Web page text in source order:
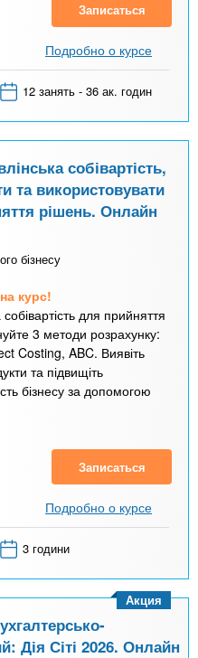
Записаться
Подробно о курсе
12 занять - 36 ак. годин
собівартість,
та використовувати
рішень. Онлайн
бізнесу
курс!
для прийняття
3 методи розрахунку:
Costing, ABC. Виявіть
та підвищіть
бізнесу за допомогою
Записаться
Подробно о курсе
3 години
Дія Сіті 2026. Онлайн
Акция